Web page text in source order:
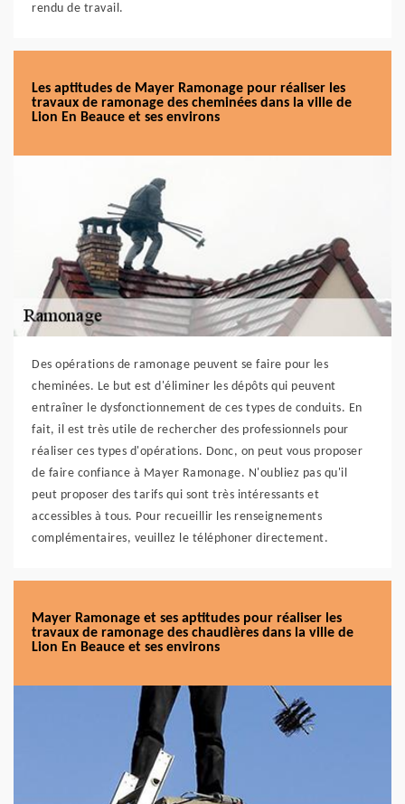
rendu de travail.
Les aptitudes de Mayer Ramonage pour réaliser les
travaux de ramonage des cheminées dans la ville de
Lion En Beauce et ses environs
Des opérations de ramonage peuvent se faire pour les
cheminées. Le but est d'éliminer les dépôts qui peuvent
entraîner le dysfonctionnement de ces types de conduits. En
fait, il est très utile de rechercher des professionnels pour
réaliser ces types d'opérations. Donc, on peut vous proposer
de faire confiance à Mayer Ramonage. N'oubliez pas qu'il
peut proposer des tarifs qui sont très intéressants et
accessibles à tous. Pour recueillir les renseignements
complémentaires, veuillez le téléphoner directement.
Mayer Ramonage et ses aptitudes pour réaliser les
travaux de ramonage des chaudières dans la ville de
Lion En Beauce et ses environs